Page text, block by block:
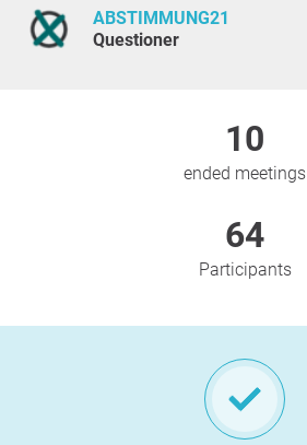
ABSTIMMUNG21
Questioner
10
ended meetings
64
Participants